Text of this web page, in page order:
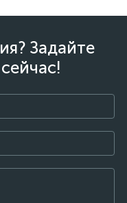
Задайте